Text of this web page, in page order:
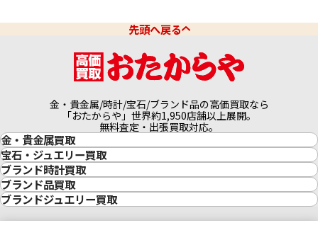
先頭へ戻る
金・貴金属/時計/宝石/ブランド品の高価買取なら
「おたからや」世界約1,950店舗以上展開。
無料査定・出張買取対応。
金・貴金属買取
金買取
金の相場価格情報
金の参考買取価格一覧
インゴット買取
インゴットの相場価格情報
24金買取
宝石・ジュエリー買取
宝石・ジュエリー買取
ダイヤモンド買取
ダイヤモンド・宝石の参考価格一覧
リング・結婚指輪買取
エメラルド買取
ブランド時計買取
時計買取
ロレックス買取
ロレックス デイトナ買取
ロレックス サブマリーナー買取
ブランド品買取
ブランド買取
ブランドジュエリー買取